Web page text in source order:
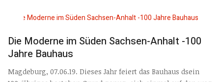
Die Moderne im Süden Sachsen-Anhalt -100
Jahre Bauhaus
Magdeburg, 07.06.19. Dieses Jahr feiert das Bauhaus dsein